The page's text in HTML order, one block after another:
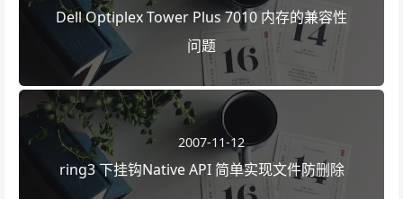
Dell Optiplex Tower Plus 7010 内存的兼容性
问题
2007-11-12
ring3 下挂钩Native API 简单实现文件防删除